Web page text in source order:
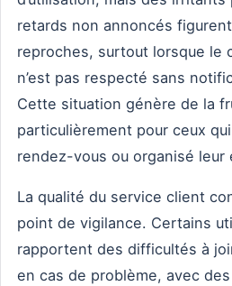
retards non annoncés
reproches, surtout lorsque le
n’est pas respecté sans
Cette situation génère de la
particulièrement pour ceux
rendez-vous ou organisé leur
La qualité du service client
point de vigilance. Certains
rapportent des difficultés à
en cas de problème, avec